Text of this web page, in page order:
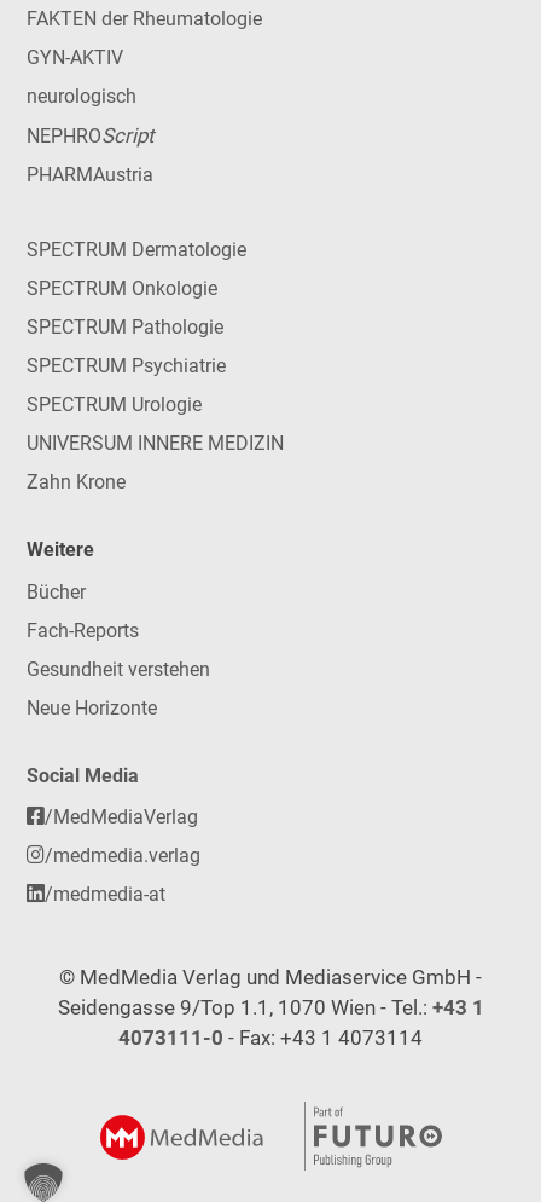
FAKTEN der Rheumatologie
GYN-AKTIV
neurologisch
NEPHROScript
PHARMAustria
SPECTRUM Dermatologie
SPECTRUM Onkologie
SPECTRUM Pathologie
SPECTRUM Psychiatrie
SPECTRUM Urologie
UNIVERSUM INNERE MEDIZIN
Zahn Krone
Weitere
Bücher
Fach-Reports
Gesundheit verstehen
Neue Horizonte
Social Media
/MedMediaVerlag
/medmedia.verlag
/medmedia-at
© MedMedia Verlag und Mediaservice GmbH -
Seidengasse 9/Top 1.1, 1070 Wien - Tel.: +43 1
4073111-0 - Fax: +43 1 4073114